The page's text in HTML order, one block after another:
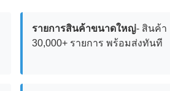
รายการสินค้าขนาดใหญ่- สินค้า
30,000+ รายการ พร้อมส่งทันที